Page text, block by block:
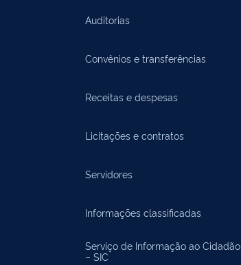
Auditorias
Convênios e transferências
Receitas e despesas
Licitações e contratos
Servidores
Informações classificadas
Serviço de Informação ao Cidadão
– SIC